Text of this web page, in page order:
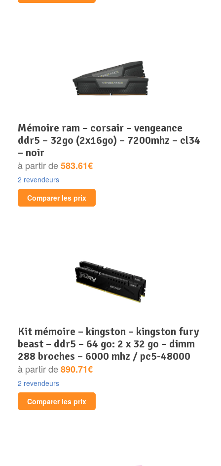
mémoire ram – corsair – vengeance
ddr5 – 32go (2x16go) – 7200mhz – cl34
– noir
à partir de583.61€
2 revendeurs
Comparer les prix
kit mémoire – kingston – kingston fury
beast – ddr5 – 64 go: 2 x 32 go – dimm
288 broches – 6000 mhz / pc5-48000
à partir de890.71€
2 revendeurs
Comparer les prix